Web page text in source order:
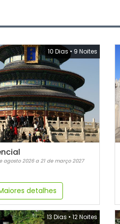
10 Dias• 9 Noites
agosto 2026 a 21 de março 2027
detalhes
13 Dias • 12 Noites